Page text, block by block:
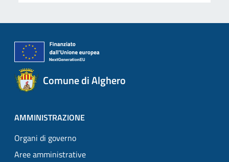
Comune di Alghero
AMMINISTRAZIONE
Organi di governo
Aree amministrative